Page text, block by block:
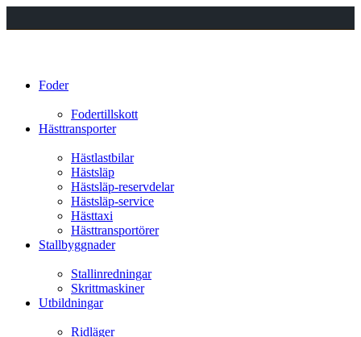
Foder
Fodertillskott
Hästtransporter
Hästlastbilar
Hästsläp
Hästsläp-reservdelar
Hästsläp-service
Hästtaxi
Hästtransportörer
Stallbyggnader
Stallinredningar
Skrittmaskiner
Utbildningar
Ridläger